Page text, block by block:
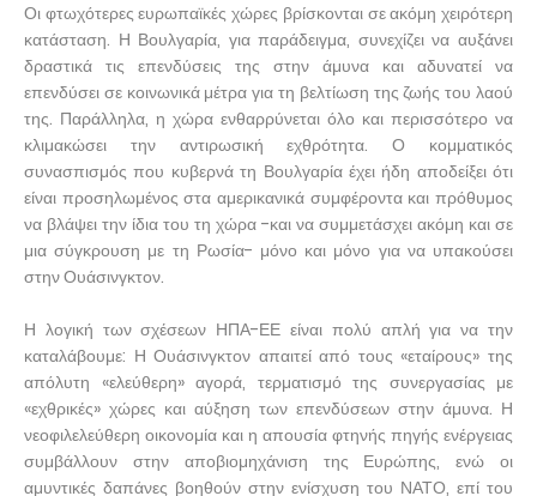
Οι φτωχότερες ευρωπαϊκές χώρες βρίσκονται σε ακόμη χειρότερη
κατάσταση. Η Βουλγαρία, για παράδειγμα, συνεχίζει να αυξάνει
δραστικά τις επενδύσεις της στην άμυνα και αδυνατεί να
επενδύσει σε κοινωνικά μέτρα για τη βελτίωση της ζωής του λαού
της. Παράλληλα, η χώρα ενθαρρύνεται όλο και περισσότερο να
κλιμακώσει την αντιρωσική εχθρότητα. Ο κομματικός
συνασπισμός που κυβερνά τη Βουλγαρία έχει ήδη αποδείξει ότι
είναι προσηλωμένος στα αμερικανικά συμφέροντα και πρόθυμος
να βλάψει την ίδια του τη χώρα -και να συμμετάσχει ακόμη και σε
μια σύγκρουση με τη Ρωσία- μόνο και μόνο για να υπακούσει
στην Ουάσινγκτον.
Η λογική των σχέσεων ΗΠΑ-ΕΕ είναι πολύ απλή για να την
καταλάβουμε: Η Ουάσινγκτον απαιτεί από τους «εταίρους» της
απόλυτη «ελεύθερη» αγορά, τερματισμό της συνεργασίας με
«εχθρικές» χώρες και αύξηση των επενδύσεων στην άμυνα. Η
νεοφιλελεύθερη οικονομία και η απουσία φτηνής πηγής ενέργειας
συμβάλλουν στην αποβιομηχάνιση της Ευρώπης, ενώ οι
αμυντικές δαπάνες βοηθούν στην ενίσχυση του ΝΑΤΟ, επί του